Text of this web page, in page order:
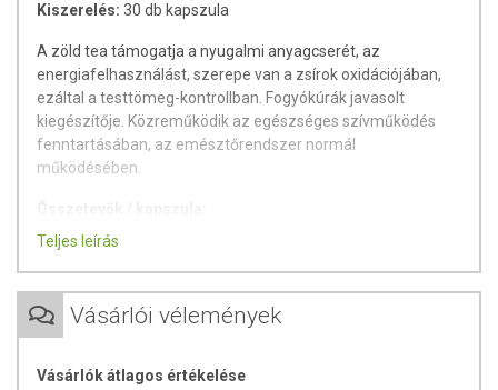
Kiszerelés: 30 db kapszula
A zöld tea támogatja a nyugalmi anyagcserét, az
energiafelhasználást, szerepe van a zsírok oxidációjában,
ezáltal a testtömeg-kontrollban. Fogyókúrák javasolt
kiegészítője. Közreműködik az egészséges szívműködés
fenntartásában, az emésztőrendszer normál
működésében.
360 mg Zöldtea kivonat, zselatin, tömegnövelő:
mikrokristályos cellulóz, csomósodás gátló anyagok:
magnézium-sztearát, talkum, kolloid-szilícium-dioxid.
Hatóanyag/napi adag (1 kapszula)
Zöldtea kivonat360,0 mg
Teljes leírás
Vásárlói vélemények
Vásárlók átlagos értékelése